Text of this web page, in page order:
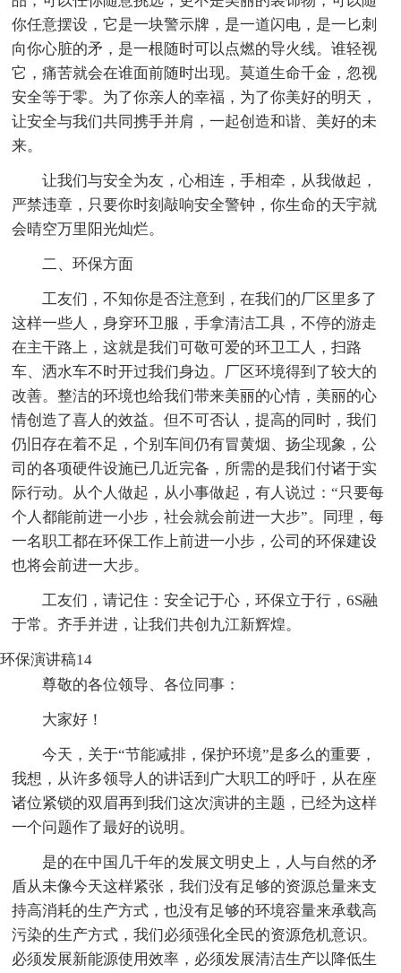
你任意摆设，它是一块警示牌，是一道闪电，是一匕刺
向你心脏的矛，是一根随时可以点燃的导火线。谁轻视
它，痛苦就会在谁面前随时出现。莫道生命千金，忽视
安全等于零。为了你亲人的幸福，为了你美好的明天，
让安全与我们共同携手并肩，一起创造和谐、美好的未
来。
让我们与安全为友，心相连，手相牵，从我做起，
严禁违章，只要你时刻敲响安全警钟，你生命的天宇就
会晴空万里阳光灿烂。
二、环保方面
工友们，不知你是否注意到，在我们的厂区里多了
这样一些人，身穿环卫服，手拿清洁工具，不停的游走
在主干路上，这就是我们可敬可爱的环卫工人，扫路
车、洒水车不时开过我们身边。厂区环境得到了较大的
改善。整洁的环境也给我们带来美丽的心情，美丽的心
情创造了喜人的效益。但不可否认，提高的同时，我们
仍旧存在着不足，个别车间仍有冒黄烟、扬尘现象，公
司的各项硬件设施已几近完备，所需的是我们付诸于实
际行动。从个人做起，从小事做起，有人说过：“只要每
个人都能前进一小步，社会就会前进一大步”。同理，每
一名职工都在环保工作上前进一小步，公司的环保建设
也将会前进一大步。
工友们，请记住：安全记于心，环保立于行，6S融
于常。齐手并进，让我们共创九江新辉煌。
环保演讲稿14
尊敬的各位领导、各位同事：
大家好！
今天，关于“节能减排，保护环境”是多么的重要，
我想，从许多领导人的讲话到广大职工的呼吁，从在座
诸位紧锁的双眉再到我们这次演讲的主题，已经为这样
一个问题作了最好的说明。
是的在中国几千年的发展文明史上，人与自然的矛
盾从未像今天这样紧张，我们没有足够的资源总量来支
持高消耗的生产方式，也没有足够的环境容量来承载高
污染的生产方式，我们必须强化全民的资源危机意识。
必须发展新能源使用效率，必须发展清洁生产以降低生